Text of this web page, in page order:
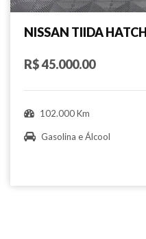
NISSAN TIIDA
R$ 45.000.00
102.000 Km
Gasolina e Álcool